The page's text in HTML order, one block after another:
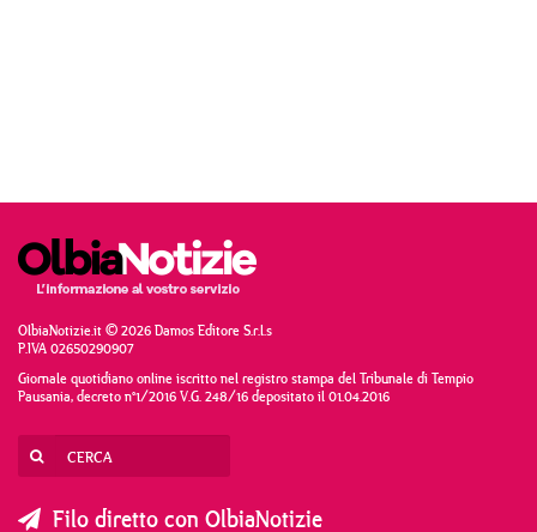
OlbiaNotizie.it © 2026 Damos Editore S.r.l.s
P.IVA 02650290907
Giornale quotidiano online iscritto nel registro stampa del Tribunale di Tempio
Pausania, decreto n°1/2016 V.G. 248/16 depositato il 01.04.2016
Filo diretto con OlbiaNotizie